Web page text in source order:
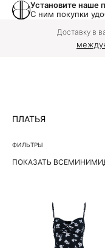
Установите наше
С ним покупки
Доставку в
ПЛАТЬЯ
ФИЛЬТРЫ
ПОКАЗАТЬ ВСЕМИНИ